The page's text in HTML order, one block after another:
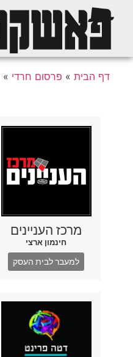
דף הבית » פרסום חרדי »
מרכז העניינים
חינמון ארצי
למעבר לבית העסק